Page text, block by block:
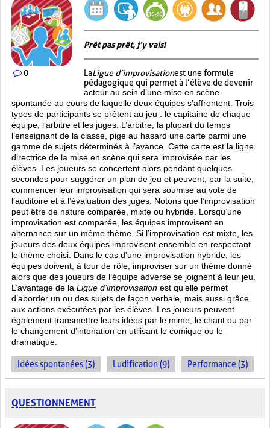
0
Prêt pas prêt, j’y vais!
LaLigue d’improvisationest une formule
pédagogique qui permet à l’élève de devenir
acteur au sein d’une mise en scène
spontanée au cours de laquelle deux équipes s’affrontent. Trois
types de participants se prêtent au jeu : le capitaine de chaque
équipe, l’arbitre et les juges. L’arbitre, la plupart du temps
l’enseignant de la classe, pige au hasard une carte parmi une
gamme de sujets déterminés à l’avance. Cette carte est la ligne
directrice de la mise en scène qui sera improvisée par les
élèves. Les joueurs se concertent alors pendant quelques
secondes pour suggérer un plan de jeu et peuvent, par la suite,
commencer leur improvisation qui sera soumise au vote de
l’auditoire et à l’évaluation des juges. Notons que l’improvisation
peut être de nature comparée, mixte ou hybride. Lorsqu’une
improvisation est comparée, les équipes improvisent en
alternance sur un même thème. Si l’improvisation est mixte, les
joueurs des deux équipes improvisent ensemble en respectant
le thème choisi. Dans le cas d’une improvisation hybride, les
équipes doivent, à tour de rôle, improviser sur un thème donné
alors que des joueurs de l’équipe adverse se joignent à leur jeu.
L’avantage de la Ligue d’improvisation est qu’elle permet
d’aborder un ou des sujets de façon verbale, mais aussi grâce
aux actions exécutées par les élèves. Les joueurs peuvent
également transmettre leurs idées par le mime, le chant ou par
le changement d’intonation en utilisant le comique ou le
dramatique.
Idées spontanées (3) Ludification (9) Performance (3)
QUESTIONNEMENT